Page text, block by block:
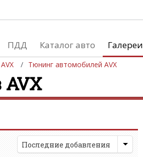
ПДД Каталог авто Галереи
AVX Тюнинг автомобилей AVX
Автосалоны
Список мировых автосалонов
Последние добавления